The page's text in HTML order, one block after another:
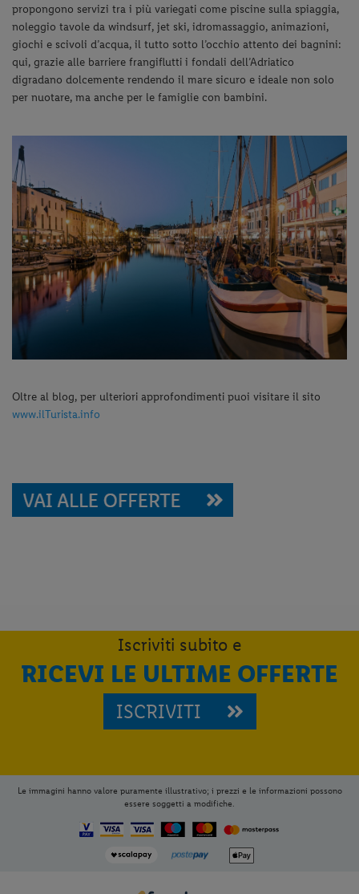
propongono servizi tra i più variegati come piscine sulla spiaggia,
noleggio tavole da windsurf, jet ski, idromassaggio, animazioni,
giochi e scivoli d’acqua, il tutto sotto l’occhio attento dei bagnini:
qui, grazie alle barriere frangiflutti i fondali dell’Adriatico
digradano dolcemente rendendo il mare sicuro e ideale non solo
per nuotare, ma anche per le famiglie con bambini.
Oltre al blog, per ulteriori approfondimenti puoi visitare il sito
www.ilTurista.info
Iscriviti subito e
RICEVI LE ULTIME OFFERTE
ISCRIVITI
Le immagini hanno valore puramente illustrativo; i prezzi e le informazioni possono
essere soggetti a modifiche.